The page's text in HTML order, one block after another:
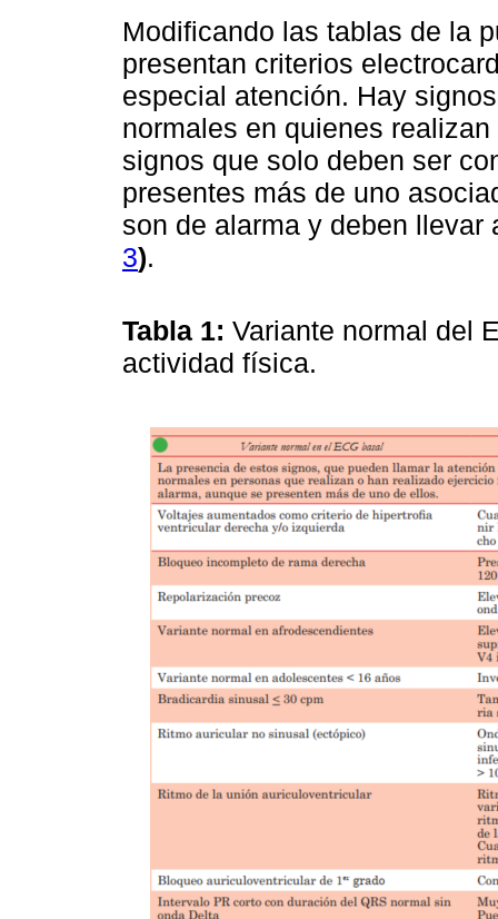
Modificando las tablas de la
presentan criterios
especial atención. Hay
normales en quienes
signos que solo deben ser
presentes más de uno
son de alarma y deben
3).
Tabla 1: Variante normal del
actividad física.